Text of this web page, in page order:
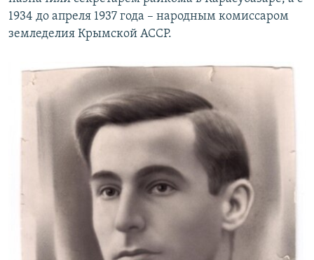
1934 до апреля 1937 года – народным комиссаром
земледелия Крымской АССР.